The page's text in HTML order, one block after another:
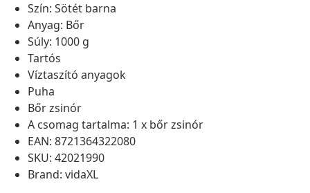
Szín: Sötét barna
Anyag: Bőr
Súly: 1000 g
Tartós
Víztaszító anyagok
Puha
Bőr zsinór
A csomag tartalma: 1 x bőr zsinór
EAN: 8721364322080
SKU: 42021990
Brand: vidaXL